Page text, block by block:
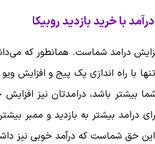
با خرید بازدید روبیکا
درامد شماست. همانطور که
با راه اندازی یک پیج و افزایش
بیشتر باشد، درامدتان نیز
درامد بیشتر به بازدید و ممبر
حق شماست که درآمد خوبی نیز